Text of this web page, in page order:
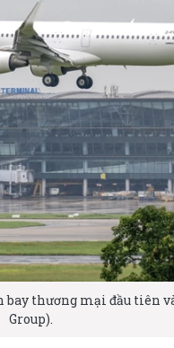
thương mại đầu tiên
Group).